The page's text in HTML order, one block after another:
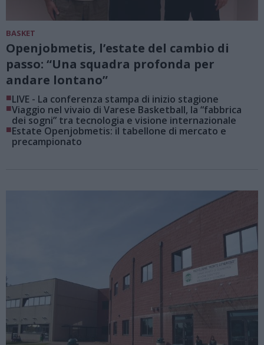
BASKET
Openjobmetis, l’estate del cambio di
passo: “Una squadra profonda per
andare lontano”
■LIVE - La conferenza stampa di inizio stagione
■Viaggio nel vivaio di Varese Basketball, la “fabbrica
dei sogni” tra tecnologia e visione internazionale
■Estate Openjobmetis: il tabellone di mercato e
precampionato